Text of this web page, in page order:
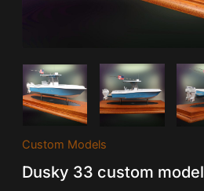
Custom Models
Dusky 33 custom model